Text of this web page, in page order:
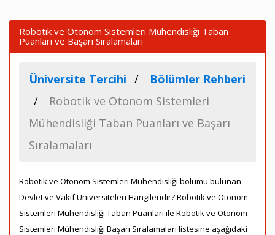
Robotik ve Otonom Sistemleri Mühendisliği Taban
Puanları ve Başarı Sıralamaları
Üniversite Tercihi
Bölümler Rehberi
Robotik ve Otonom Sistemleri
Mühendisliği Taban Puanları ve Başarı
Sıralamaları
Robotik ve Otonom Sistemleri Mühendisliği bölümü bulunan
Devlet ve Vakıf Üniversiteleri Hangileridir? Robotik ve Otonom
Sistemleri Mühendisliği Taban Puanları ile Robotik ve Otonom
Sistemleri Mühendisliği Başarı Sıralamaları listesine aşağıdaki